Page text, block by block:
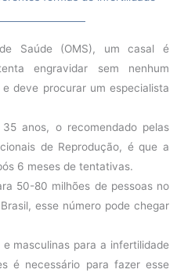
Saúde (OMS), um casal é
engravidar sem nenhum
deve procurar um especialista
anos, o recomendado pelas
de Reprodução, é que a
6 meses de tentativas.
50-80 milhões de pessoas no
esse número pode chegar
masculinas para a infertilidade
é necessário para fazer esse